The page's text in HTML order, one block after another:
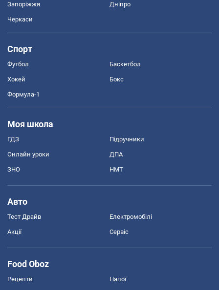
Запоріжжя Дніпро
Черкаси
Спорт
Футбол Баскетбол
Хокей Бокс
Формула-1
Моя школа
ГДЗ Підручники
Онлайн уроки ДПА
ЗНО НМТ
Авто
Тест Драйв Електромобілі
Акції Сервіс
Food Oboz
Рецепти Напої